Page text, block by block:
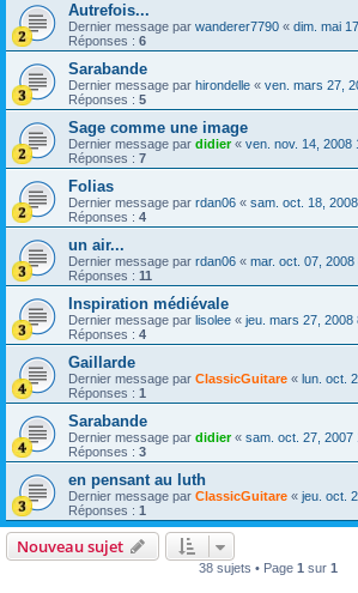
Autrefois...
Dernier message par wanderer7790 « dim. mai
Réponses : 6
Sarabande
Dernier message par hirondelle « ven. mars 27,
Réponses : 5
Sage comme une image
Dernier message par didier« ven. nov. 14, 2008
Réponses : 7
Folias
Dernier message par rdan06 « sam. oct. 18,
Réponses : 4
un air...
Dernier message par rdan06 « mar. oct. 07, 2008
Réponses : 11
Inspiration médiévale
Dernier message par lisolee « jeu. mars 27, 2008
Réponses : 4
Gaillarde
Dernier message par ClassicGuitare « lun. oct.
Réponses : 1
Sarabande
Dernier message par didier« sam. oct. 27, 2007
Réponses : 3
en pensant au luth
Dernier message par ClassicGuitare « jeu. oct.
Réponses : 1
Nouveau sujet
38 sujets • Page 1 sur 1